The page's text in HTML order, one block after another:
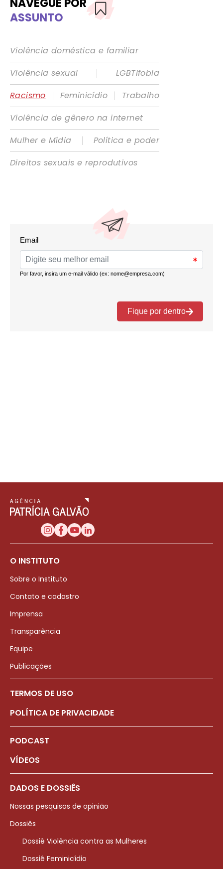
ASSUNTO
Violência doméstica e familiar
Violência sexual
|
LGBTIfobia
Racismo
| Feminicídio |
Trabalho
Violência de gênero na internet
Mulher e Mídia
|
Política e poder
Direitos sexuais e reprodutivos
O INSTITUTO
Sobre o Instituto
Contato e cadastro
Imprensa
Transparência
Equipe
Publicações
TERMOS DE USO
POLÍTICA DE PRIVACIDADE
PODCAST
VÍDEOS
DADOS E DOSSIÊS
Nossas pesquisas de opinião
Dossiês
Dossiê Violência contra as Mulheres
Dossiê Feminicídio